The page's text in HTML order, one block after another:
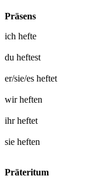
Präsens
ich hefte
du heftest
er/sie/es heftet
wirheften
ihrheftet
sie heften
Präteritum